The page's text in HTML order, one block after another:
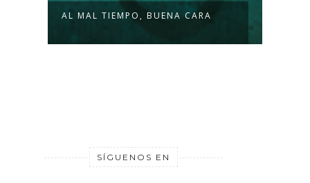
AL MAL TIEMPO, BUENA CARA
SÍGUENOS EN